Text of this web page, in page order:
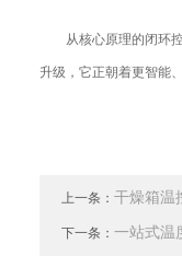
从核心原理的闭环控
升级，它正朝着更智能
上一条： 干燥箱温
下一条： 一站式温